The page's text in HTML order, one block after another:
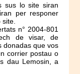
sus lo site siran
per responer
n° 2004-801
de visar, de
donadas que vos
corrier postau o
dau Lemosin, a